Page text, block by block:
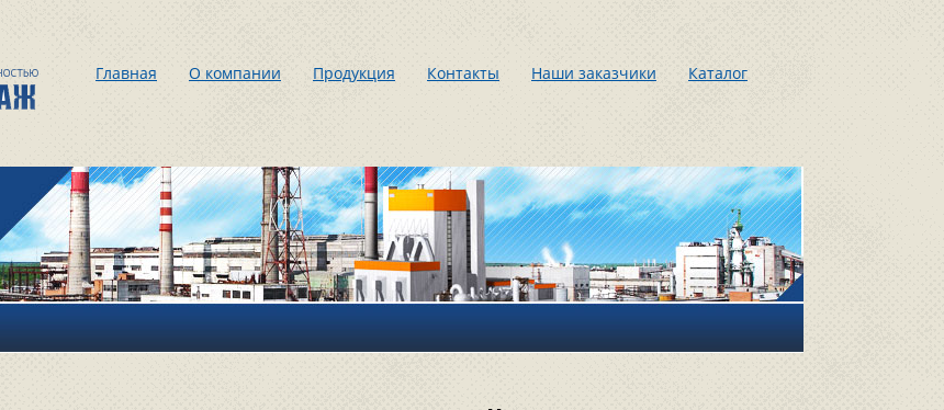
Главная О компании Продукция Контакты Наши заказчики Каталог